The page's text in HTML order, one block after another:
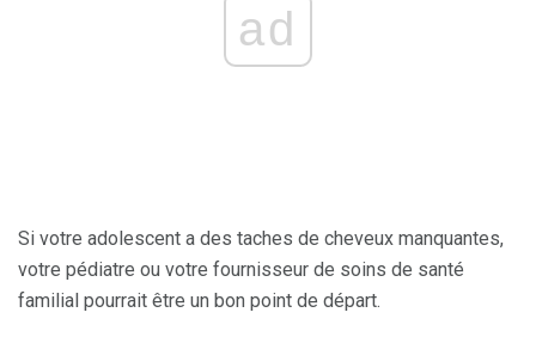
ad
Si votre adolescent a des taches de cheveux manquantes,
votre pédiatre ou votre fournisseur de soins de santé
familial pourrait être un bon point de départ.